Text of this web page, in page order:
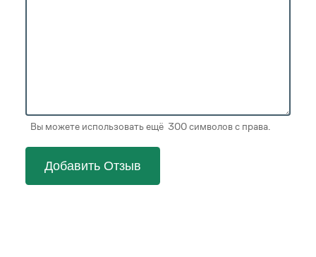
Вы можете использовать ещё 300 символов с права.
Добавить Отзыв